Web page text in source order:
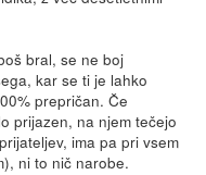
bral, se ne boj
kar se ti je lahko
prepričan. Če
prijazen, na njem tečejo
ima pa pri vsem
ni to nič narobe.